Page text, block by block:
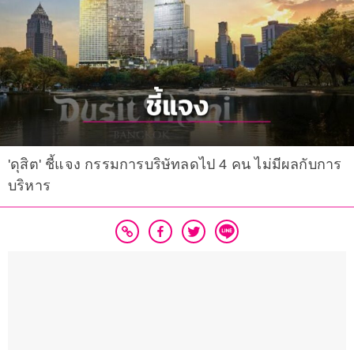
'ดุสิต' ชี้แจง กรรมการบริษัทลดไป 4 คน ไม่มีผลกับการ
บริหาร